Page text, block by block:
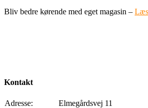
Bliv bedre kørende med eget magasin – Læs
Kontakt
Adresse:
Elmegårdsvej 11